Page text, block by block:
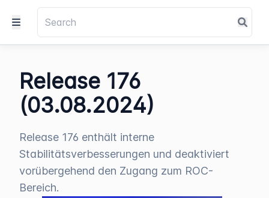
Release 176
(03.08.2024)
Release 176 enthält interne
Stabilitätsverbesserungen und deaktiviert
vorübergehend den Zugang zum ROC-
Bereich.